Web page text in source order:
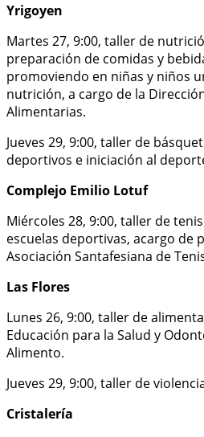
Yrigoyen
Martes 27, 9:00, taller de
preparación de comidas y
promoviendo en niñas y niños
nutrición, a cargo de la
Alimentarias.
Jueves 29, 9:00, taller de
deportivos e iniciación al
Complejo Emilio Lotuf
Miércoles 28, 9:00, taller de
escuelas deportivas, acargo de
Asociación Santafesiana de
Las Flores
Lunes 26, 9:00, taller de
Educación para la Salud y
Alimento.
Jueves 29, 9:00, taller de
Cristalería